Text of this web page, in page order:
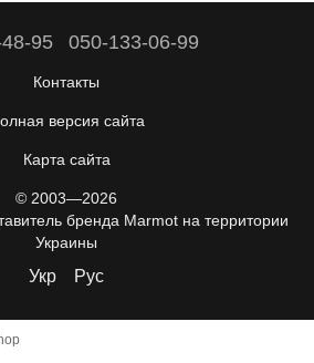
95 050-133-06-99
Контакты
версия сайта
Карта сайта
© 2003—2026
бренда Marmot на территории
Украины
Укр Рус